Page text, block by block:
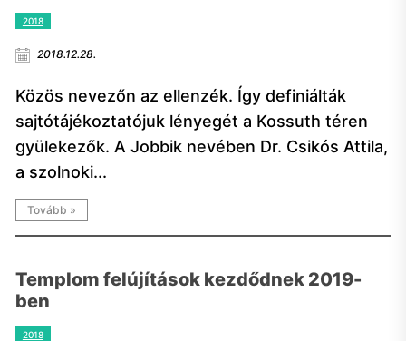
2018
2018.12.28.
Közös nevezőn az ellenzék. Így definiálták
sajtótájékoztatójuk lényegét a Kossuth téren
gyülekezők. A Jobbik nevében Dr. Csikós Attila,
a szolnoki...
Tovább »
Templom felújítások kezdődnek 2019-
ben
2018